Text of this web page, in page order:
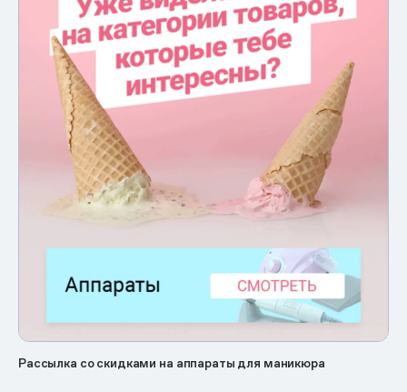
Рассылка со скидками на аппараты для маникюра